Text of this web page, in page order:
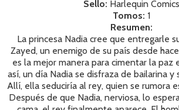
Sello: Harlequin Comics
Tomos: 1
Resumen:
La princesa Nadia cree que entregarle
Zayed, un enemigo de su país desde
es la mejor manera para cimentar la paz
así, un día Nadia se disfraza de bailarina
Allí, ella seduciría al rey, quien se rumora
Después de que Nadia, nerviosa, lo